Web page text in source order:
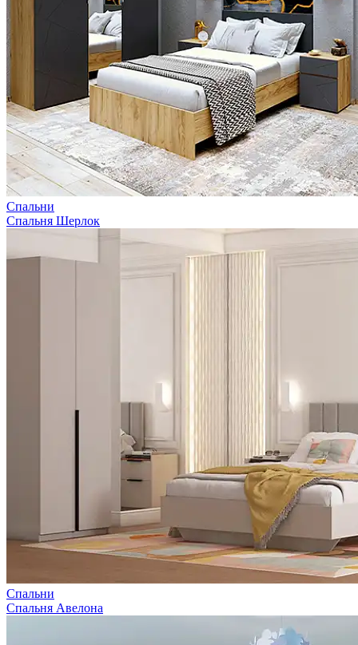
Спальни
Спальня Шерлок
Спальни
Спальня Авелона